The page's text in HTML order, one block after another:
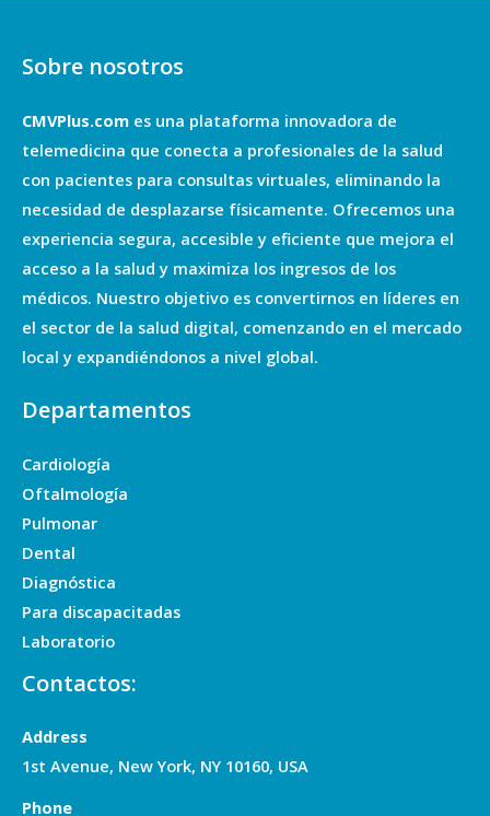
Sobre nosotros
CMVPlus.com es una plataforma innovadora de
telemedicina que conecta a profesionales de la salud
con pacientes para consultas virtuales, eliminando la
necesidad de desplazarse físicamente. Ofrecemos una
experiencia segura, accesible y eficiente que mejora el
acceso a la salud y maximiza los ingresos de los
médicos. Nuestro objetivo es convertirnos en líderes en
el sector de la salud digital, comenzando en el mercado
local y expandiéndonos a nivel global.
Departamentos
Cardiología
Oftalmología
Pulmonar
Dental
Diagnóstica
Para discapacitadas
Laboratorio
Contactos:
Address
1st Avenue, New York, NY 10160, USA
Phone